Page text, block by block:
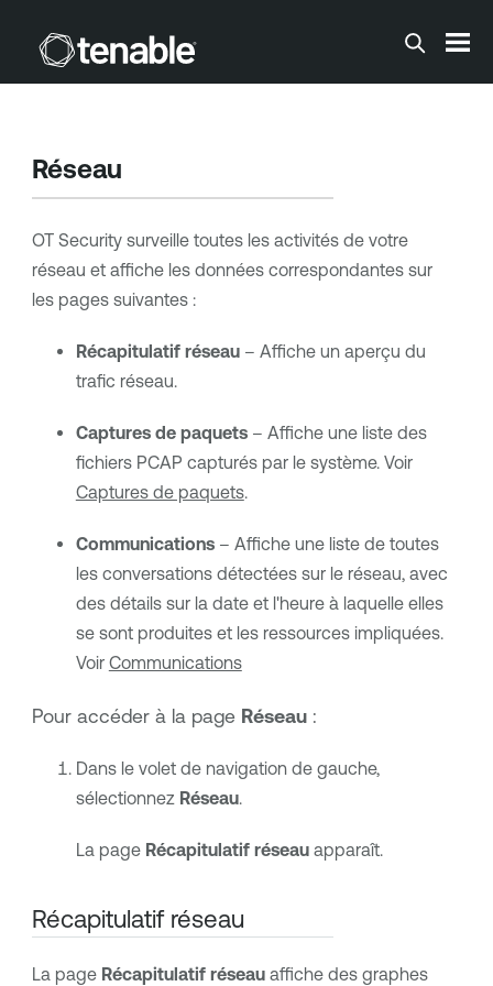
Passer au contenu principal
Réseau
OT Securitysurveille toutes les activités de votre
réseau et affiche les données correspondantes sur
les pages suivantes :
Récapitulatif réseau– Affiche un aperçu du
trafic réseau.
Captures de paquets– Affiche une liste des
fichiers PCAP capturés par le système. Voir
Captures de paquets.
Communications– Affiche une liste de toutes
les conversations détectées sur le réseau, avec
des détails sur la date et l'heure à laquelle elles
se sont produites et les ressources impliquées.
Voir Communications
Pour accéder à la page Réseau:
Dans le volet de navigation de gauche,
sélectionnez Réseau.
La page Récapitulatif réseauapparaît.
Récapitulatif réseau
La page Récapitulatif réseauaffiche des graphes